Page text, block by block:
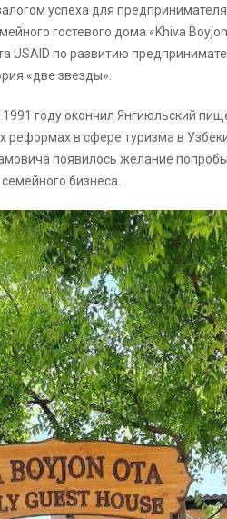
успеха для
гостевого дома «Khiva
USAID по развитию
«две звезды».
году окончил Янгиюльский
в сфере туризма в
появилось желание
бизнеса.